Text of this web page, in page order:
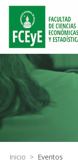
Inicio > Eventos